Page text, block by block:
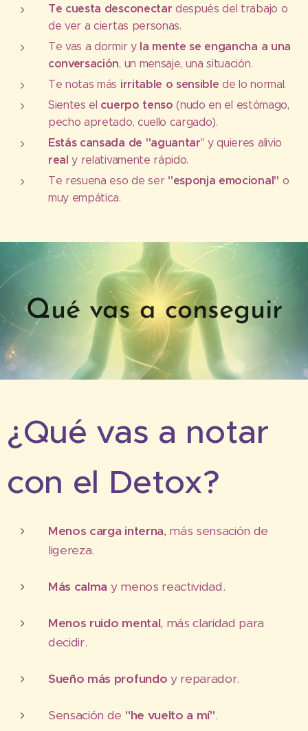
Te cuesta desconectar después del trabajo o
de ver a ciertas personas.
Te vas a dormir y la mente se engancha a una
conversación, un mensaje, una situación.
Te notas más irritable o sensible de lo normal.
Sientes el cuerpo tenso(nudo en el estómago,
pecho apretado, cuello cargado).
Estás cansada de "aguantar" y quieres alivio
real y relativamente rápido.
Te resuena eso de ser "esponja emocional" o
muy empática.
Qué vas a conseguir
¿Qué vas a notar
con el Detox?
Menos carga interna, más sensación de
ligereza.
Más calma y menos reactividad.
Menos ruido mental, más claridad para
decidir.
Sueño más profundo y reparador.
Sensación de "he vuelto a mí".